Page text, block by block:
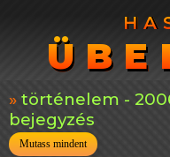
történelem -
bejegyzés
Mutass mindent